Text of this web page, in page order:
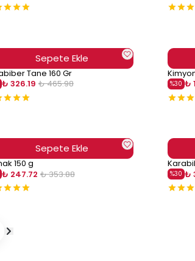
Sepete Ekle
Tane 160 Gr
₺ 326.19 ₺ 465.98 %30 ₺
Sepete Ekle
150 g
₺ 247.72 ₺ 353.88 %30 ₺